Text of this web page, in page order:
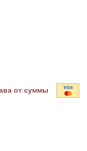
от суммы